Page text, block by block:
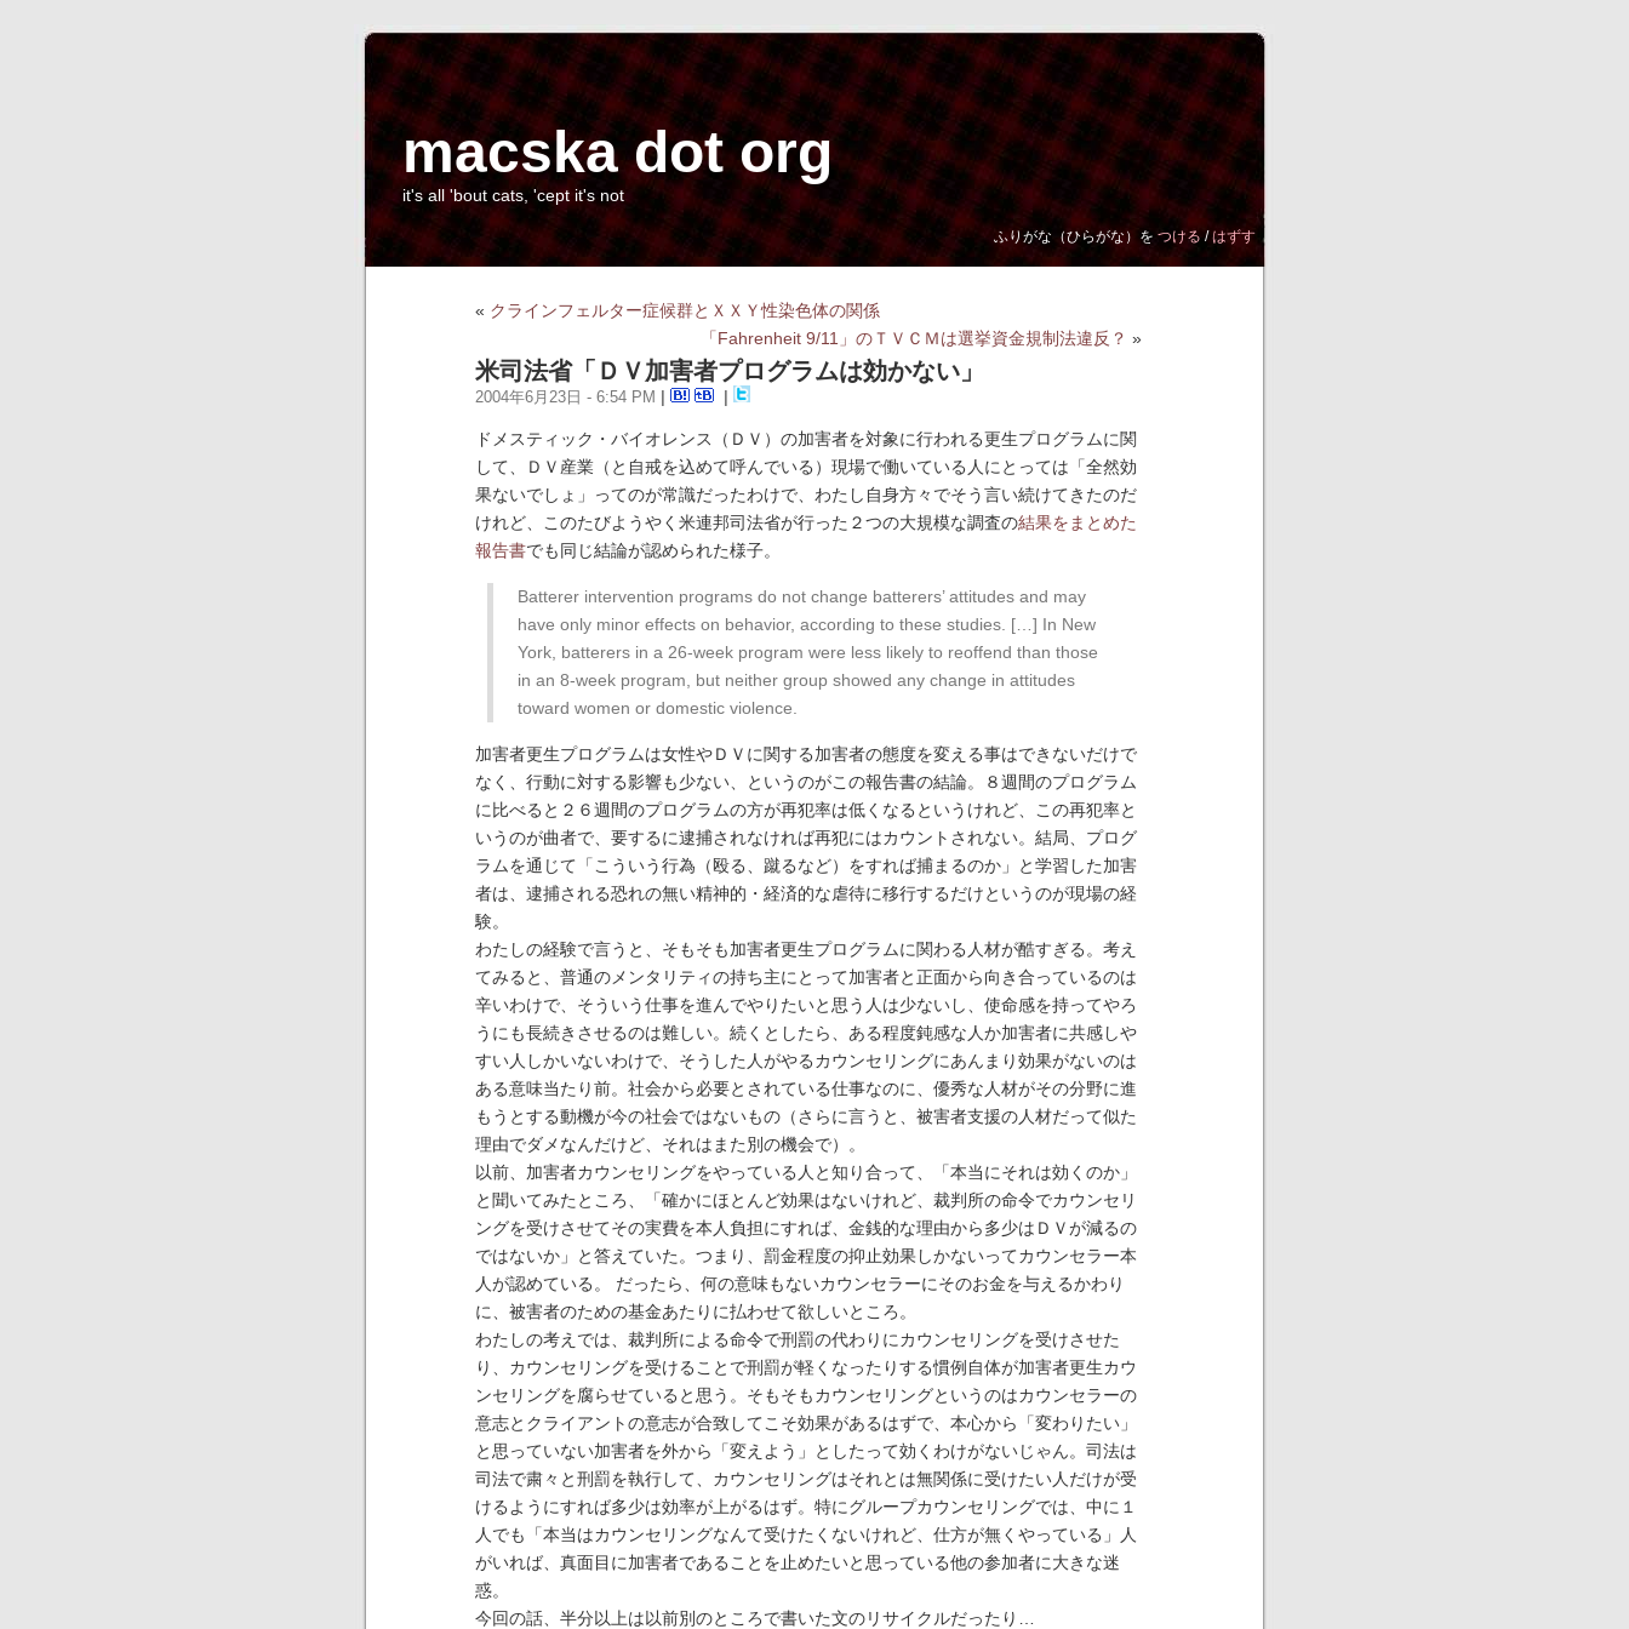
macska dot org
it's all 'bout cats, 'cept it's not
ふりがな（ひらがな）を つける/はずす
« クラインフェルター症候群とＸＸＹ性染色体の関係
「Fahrenheit 9/11」のＴＶＣＭは選挙資金規制法違反？ »
米司法省「ＤＶ加害者プログラムは効かない」
2004年6月23日 - 6:54 PM
ドメスティック・バイオレンス（ＤＶ）の加害者を対象に行われる更生プログラムに関
して、ＤＶ産業（と自戒を込めて呼んでいる）現場で働いている人にとっては「全然効
果ないでしょ」ってのが常識だったわけで、わたし自身方々でそう言い続けてきたのだ
けれど、このたびようやく米連邦司法省が行った２つの大規模な調査の結果をまとめた
報告書でも同じ結論が認められた様子。
Batterer intervention programs do not change batterers’ attitudes and may
have only minor effects on behavior, according to these studies. […] In New
York, batterers in a 26-week program were less likely to reoffend than those
in an 8-week program, but neither group showed any change in attitudes
toward women or domestic violence.
加害者更生プログラムは女性やＤＶに関する加害者の態度を変える事はできないだけで
なく、行動に対する影響も少ない、というのがこの報告書の結論。８週間のプログラム
に比べると２６週間のプログラムの方が再犯率は低くなるというけれど、この再犯率と
いうのが曲者で、要するに逮捕されなければ再犯にはカウントされない。結局、プログ
ラムを通じて「こういう行為（殴る、蹴るなど）をすれば捕まるのか」と学習した加害
者は、逮捕される恐れの無い精神的・経済的な虐待に移行するだけというのが現場の経
験。
わたしの経験で言うと、そもそも加害者更生プログラムに関わる人材が酷すぎる。考え
てみると、普通のメンタリティの持ち主にとって加害者と正面から向き合っているのは
辛いわけで、そういう仕事を進んでやりたいと思う人は少ないし、使命感を持ってやろ
うにも長続きさせるのは難しい。続くとしたら、ある程度鈍感な人か加害者に共感しや
すい人しかいないわけで、そうした人がやるカウンセリングにあんまり効果がないのは
ある意味当たり前。社会から必要とされている仕事なのに、優秀な人材がその分野に進
もうとする動機が今の社会ではないもの（さらに言うと、被害者支援の人材だって似た
理由でダメなんだけど、それはまた別の機会で）。
以前、加害者カウンセリングをやっている人と知り合って、「本当にそれは効くのか」
と聞いてみたところ、「確かにほとんど効果はないけれど、裁判所の命令でカウンセリ
ングを受けさせてその実費を本人負担にすれば、金銭的な理由から多少はＤＶが減るの
ではないか」と答えていた。つまり、罰金程度の抑止効果しかないってカウンセラー本
人が認めている。 だったら、何の意味もないカウンセラーにそのお金を与えるかわり
に、被害者のための基金あたりに払わせて欲しいところ。
わたしの考えでは、裁判所による命令で刑罰の代わりにカウンセリングを受けさせた
り、カウンセリングを受けることで刑罰が軽くなったりする慣例自体が加害者更生カウ
ンセリングを腐らせていると思う。そもそもカウンセリングというのはカウンセラーの
意志とクライアントの意志が合致してこそ効果があるはずで、本心から「変わりたい」
と思っていない加害者を外から「変えよう」としたって効くわけがないじゃん。司法は
司法で粛々と刑罰を執行して、カウンセリングはそれとは無関係に受けたい人だけが受
けるようにすれば多少は効率が上がるはず。特にグループカウンセリングでは、中に１
人でも「本当はカウンセリングなんて受けたくないけれど、仕方が無くやっている」人
がいれば、真面目に加害者であることを止めたいと思っている他の参加者に大きな迷
惑。
今回の話、半分以上は以前別のところで書いた文のリサイクルだったり…